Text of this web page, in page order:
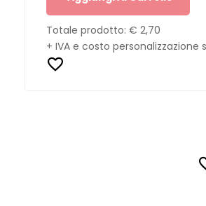
Totale prodotto: € 2,70
+ IVA e costo personalizzazione